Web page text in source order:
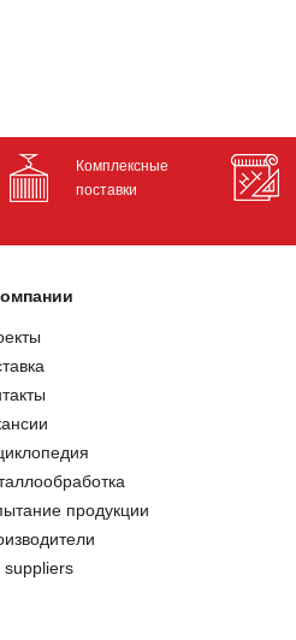
Комплексные
поставки
продукции
suppliers